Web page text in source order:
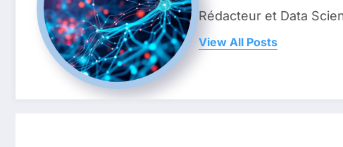
Rédacteur et Data
View All Posts